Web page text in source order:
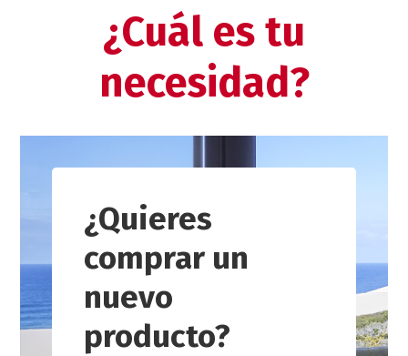
¿Cuál es tu
necesidad?
¿Quieres
comprar un
nuevo
producto?